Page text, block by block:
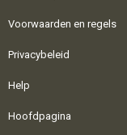
Voorwaarden en regels
Privacybeleid
Help
Hoofdpagina